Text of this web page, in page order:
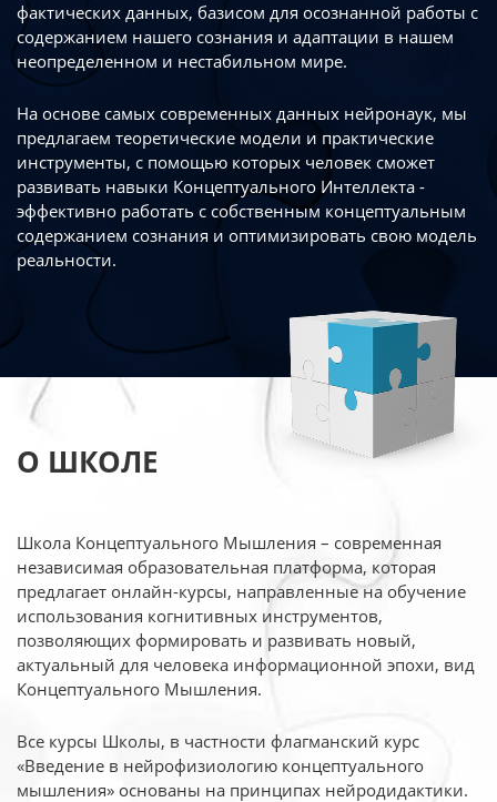
фактических данных, базисом для осознанной работы с
содержанием нашего сознания и адаптации в нашем
неопределенном и нестабильном мире.
На основе самых современных данных нейронаук, мы
предлагаем теоретические модели и практические
инструменты, с помощью которых человек сможет
развивать навыки Концептуального Интеллекта -
эффективно работать с собственным концептуальным
содержанием сознания и оптимизировать свою модель
реальности.
О ШКОЛЕ
Школа Концептуального Мышления – современная
независимая образовательная платформа, которая
предлагает онлайн-курсы, направленные на обучение
использования когнитивных инструментов,
позволяющих формировать и развивать новый,
актуальный для человека информационной эпохи, вид
Концептуального Мышления.
Все курсы Школы, в частности флагманский курс
«Введение в нейрофизиологию концептуального
мышления» основаны на принципах нейродидактики.